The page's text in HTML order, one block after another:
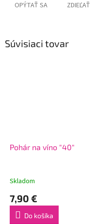
OPÝTAŤ SA ZDIEĽAŤ
Súvisiaci tovar
Pohár na víno "40"
Skladom
7,90 €
Do košíka